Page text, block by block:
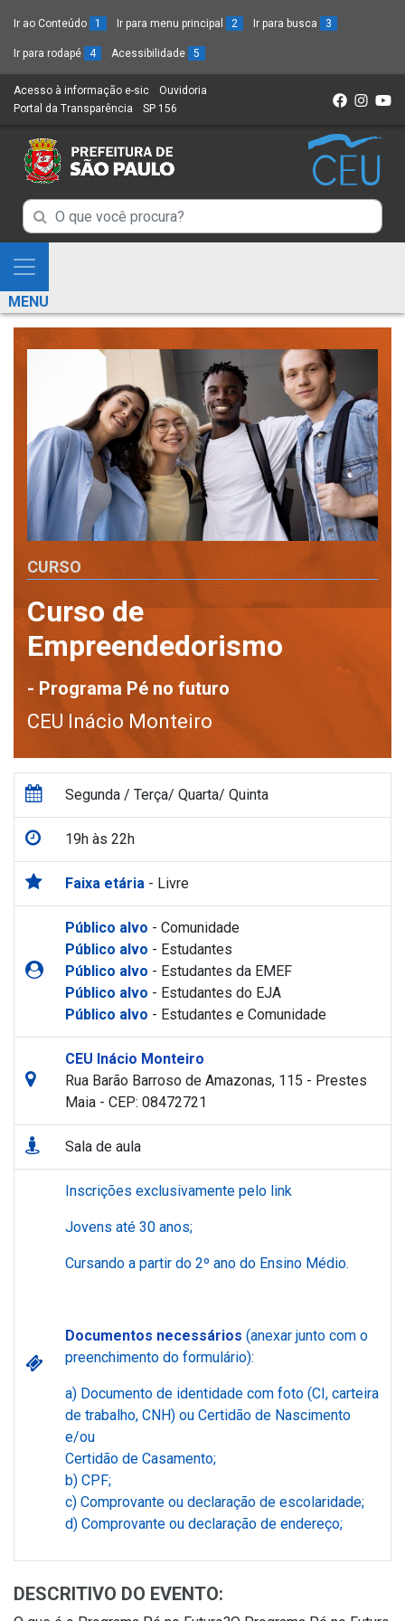
Ir ao Conteúdo 1 Ir para menu principal 2 Ir para busca 3
Ir para rodapé 4 Acessibilidade 5
Acesso à informação e-sic (Link
para
novo
sítio)
Ouvidoria
Portal da Transparência (Link
um
novo
SP 156
Campo
de
Busca
de
informações
Campo
de
de
informações
Mostra
e
Esconde
Menu
MENU
CURSO
Curso de
Empreendedorismo
- Programa Pé no futuro
CEU Inácio Monteiro
Segunda / Terça/ Quarta/ Quinta
19h às 22h
Faixa etária - Livre
Público alvo - Comunidade
Público alvo - Estudantes
Público alvo - Estudantes da EMEF
Público alvo - Estudantes do EJA
Público alvo - Estudantes e Comunidade
CEU Inácio Monteiro
Rua Barão Barroso de Amazonas, 115 - Prestes
Maia - CEP: 08472721
Sala de aula
Inscrições exclusivamente pelo link
Jovens até 30 anos;
Cursando a partir do 2º ano do Ensino Médio.
Documentos necessários (anexar junto com o
preenchimento do formulário):
a) Documento de identidade com foto (CI, carteira
de trabalho, CNH) ou Certidão de Nascimento
e/ou
Certidão de Casamento;
b) CPF;
c) Comprovante ou declaração de escolaridade;
d) Comprovante ou declaração de endereço;
DESCRITIVO DO EVENTO: